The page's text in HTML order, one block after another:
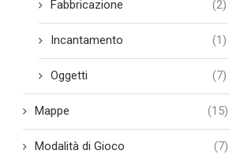
Fabbricazione (2)
Incantamento (1)
Oggetti (7)
Mappe (15)
Modalità di Gioco (7)